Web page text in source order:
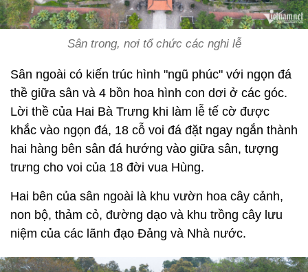
Sân trong, nơi tổ chức các nghi lễ
Sân ngoài có kiến trúc hình "ngũ phúc" với ngọn đá
thề giữa sân và 4 bồn hoa hình con dơi ở các góc.
Lời thề của Hai Bà Trưng khi làm lễ tế cờ được
khắc vào ngọn đá, 18 cỗ voi đá đặt ngay ngắn thành
hai hàng bên sân đá hướng vào giữa sân, tượng
trưng cho voi của 18 đời vua Hùng.
Hai bên của sân ngoài là khu vườn hoa cây cảnh,
non bộ, thảm cỏ, đường dạo và khu trồng cây lưu
niệm của các lãnh đạo Đảng và Nhà nước.